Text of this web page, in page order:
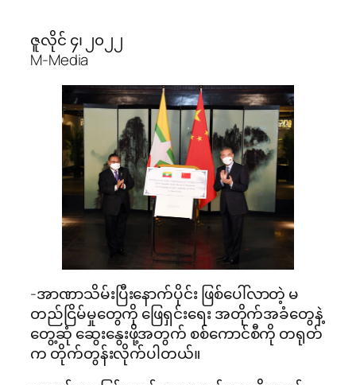
ဇူလိုင် ၄၊ ၂၀၂၂
M-Media
-အာဏာသိမ်းပြီးနောက်ပိုင်း ဖြစ်ပေါ်လာတဲ့ မ
တည်ငြိမ်မှုတွေကို ဖြေရှင်းရေး အတိုက်အခံတွေနဲ့
တွေ့ဆုံ ဆွေးနွေးဖို့အတွက် စစ်ကောင်စီကို တရုတ်
က တိုက်တွန်းလိုက်ပါတယ်။